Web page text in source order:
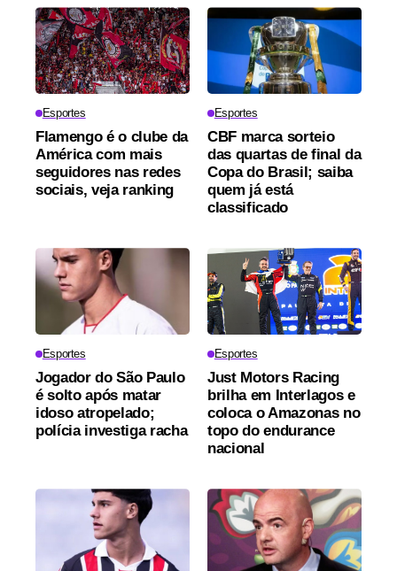
Esportes
Flamengo é o clube da
América com mais
seguidores nas redes
sociais, veja ranking
Esportes
CBF marca sorteio
das quartas de final da
Copa do Brasil; saiba
quem já está
classificado
Esportes
Jogador do São Paulo
é solto após matar
idoso atropelado;
polícia investiga racha
Esportes
Just Motors Racing
brilha em Interlagos e
coloca o Amazonas no
topo do endurance
nacional